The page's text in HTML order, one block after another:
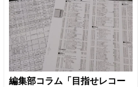
編集部コラム「目指せレコー